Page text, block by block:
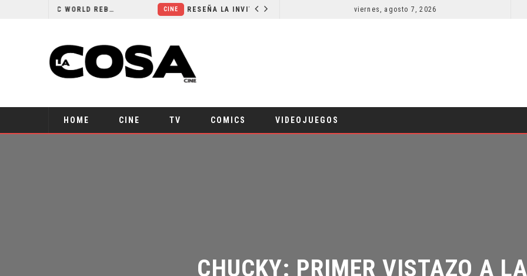
CINE RESEÑA LA INVITACIÓN: OLIVIA WILDE REFLEXIONA SOBRE LA VIDA CONYUGAL viernes, agosto 7, 2026
HOME CINE TV COMICS VIDEOJUEGOS
CHUCKY: PRIMER VISTAZO A LA